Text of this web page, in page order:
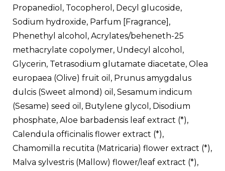
Propanediol, Tocopherol, Decyl glucoside,
Sodium hydroxide, Parfum [Fragrance],
Phenethyl alcohol, Acrylates/beheneth-25
methacrylate copolymer, Undecyl alcohol,
Glycerin, Tetrasodium glutamate diacetate, Olea
europaea (Olive) fruit oil, Prunus amygdalus
dulcis (Sweet almond) oil, Sesamum indicum
(Sesame) seed oil, Butylene glycol, Disodium
phosphate, Aloe barbadensis leaf extract (*),
Calendula officinalis flower extract (*),
Chamomilla recutita (Matricaria) flower extract (*),
Malva sylvestris (Mallow) flower/leaf extract (*),